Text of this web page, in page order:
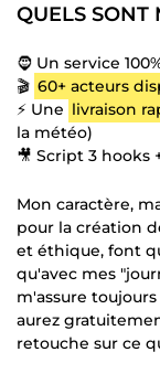
QUELS SONT
🧔 Un service
🎬 60+ acteurs
⚡ Une livraison
la météo)
🎥 Script 3 hooks
Mon caractère,
pour la création
et éthique, font
qu'avec mes
m'assure
aurez
retouche sur ce